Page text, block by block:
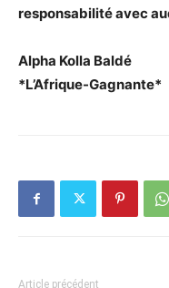
responsabilité avec
Alpha Kolla Baldé
*L’Afrique-Gagnante*
Article précédent